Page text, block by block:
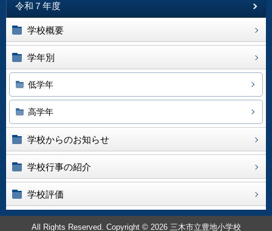
令和７年度
学校概要
学年別
低学年
高学年
学校からのお知らせ
学校行事の紹介
学校評価
All Rights Reserved. Copyright © 2026 三木市立豊地小学校